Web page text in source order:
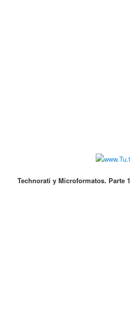
Technorati y Microformatos. Parte 1